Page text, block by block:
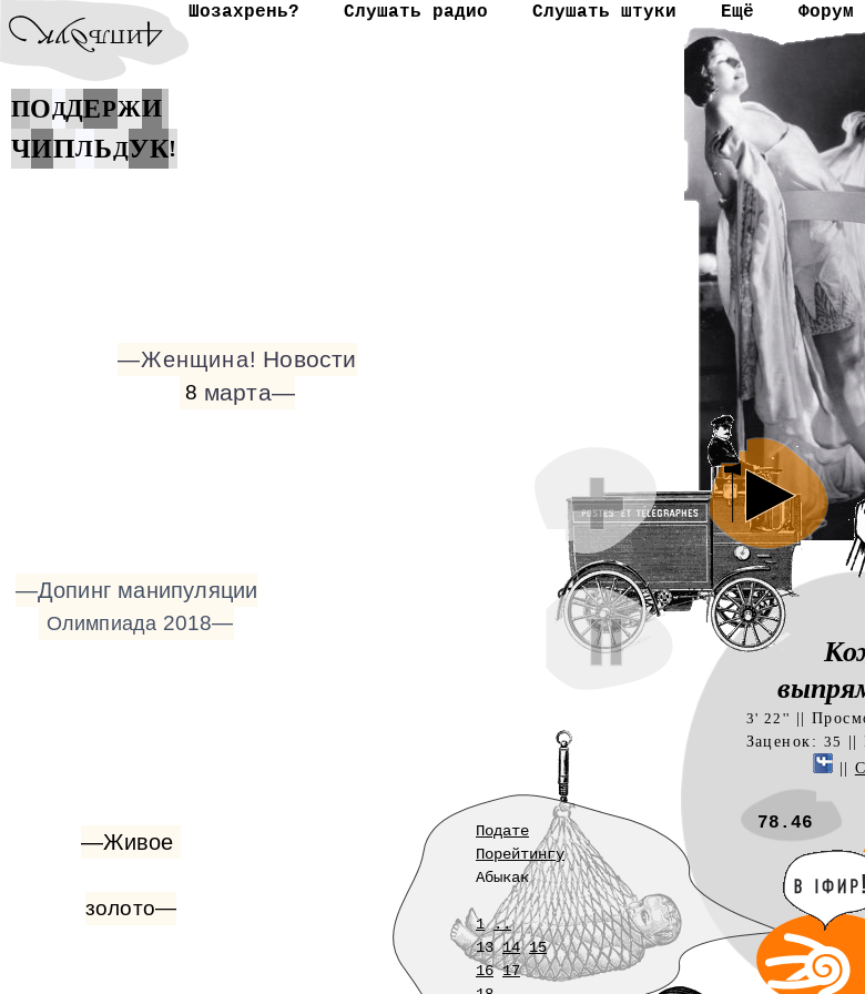
Шозахрень? Слушать радио Слушать штуки Ещё Форум
ПОДДЕРЖИ
ЧИПЛЬДУК!
3' 22'' ||
Заценок: 35 ||
||
78.46
Подате
Порейтингу
Абыкак
1 ..
13 14 15
16 17
—Допинг манипуляции
Олимпиада 2018—
—Женщина! Новости
8 марта—
—Живое
золото—